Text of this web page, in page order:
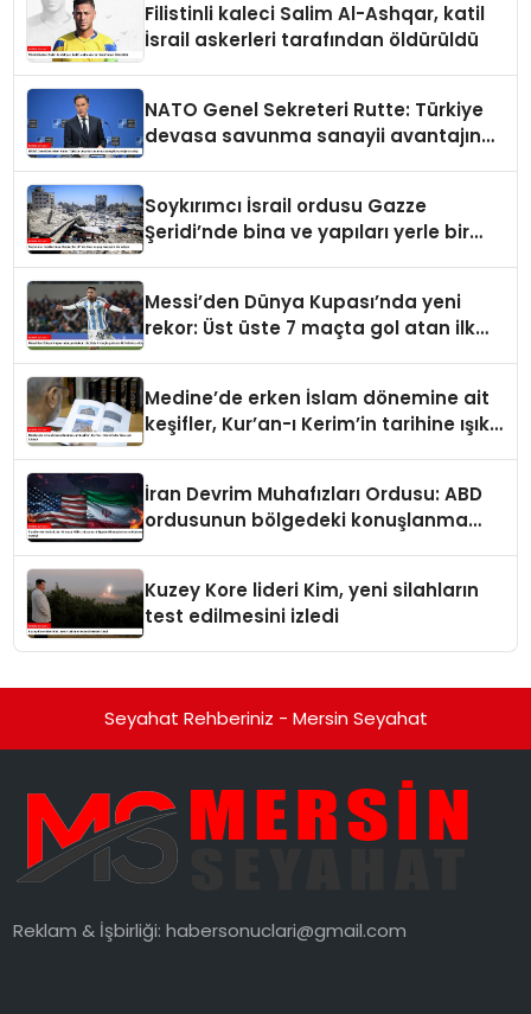
Filistinli kaleci Salim Al-Ashqar, katil
İsrail askerleri tarafından öldürüldü
NATO Genel Sekreteri Rutte: Türkiye
devasa savunma sanayii avantajına
Soykırımcı İsrail ordusu Gazze
Şeridi’nde bina ve yapıları yerle bir
Messi’den Dünya Kupası’nda yeni
rekor: Üst üste 7 maçta gol atan ilk
Medine’de erken İslam dönemine ait
keşifler, Kur’an-ı Kerim’in tarihine ışık
İran Devrim Muhafızları Ordusu: ABD
ordusunun bölgedeki konuşlanma
Kuzey Kore lideri Kim, yeni silahların
test edilmesini izledi
Seyahat Rehberiniz - Mersin Seyahat
Reklam & İşbirliği:habersonuclari@gmail.com